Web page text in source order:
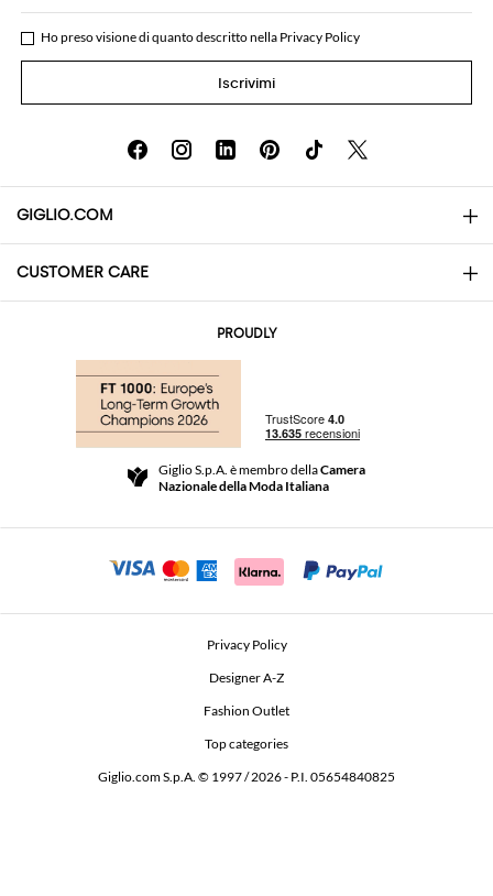
Ho preso visione di quanto descritto nella Privacy Policy
Iscrivimi
GIGLIO.COM
About
Community Store
Beauty Seekers VIP Club
CUSTOMER CARE
Resi e Rimborsi
Termini e Condizioni di vendita
Comunicazione di sicurezza
PROUDLY
Giglio S.p.A. è membro dellaCamera
Nazionale della Moda Italiana
Privacy Policy
Designer A-Z
Fashion Outlet
Top categories
Giglio.com S.p.A. © 1997 / 2026 - P.I. 05654840825